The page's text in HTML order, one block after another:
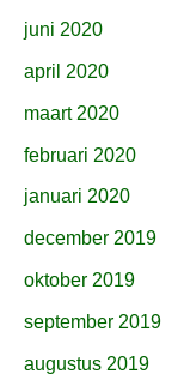
juni 2020
april 2020
maart 2020
februari 2020
januari 2020
december 2019
oktober 2019
september 2019
augustus 2019